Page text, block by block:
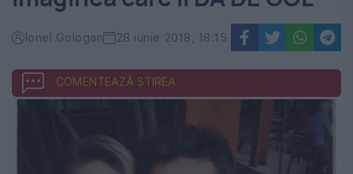
Ionel Gologan 28 iunie 2018, 18:15
COMENTEAZĂ ȘTIREA